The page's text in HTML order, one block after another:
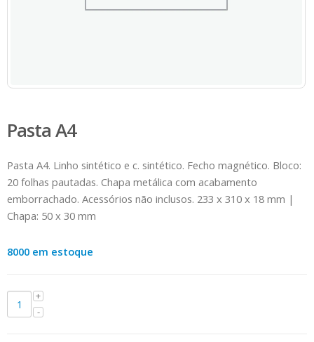
Pasta A4
Pasta A4. Linho sintético e c. sintético. Fecho magnético. Bloco:
20 folhas pautadas. Chapa metálica com acabamento
emborrachado. Acessórios não inclusos. 233 x 310 x 18 mm |
Chapa: 50 x 30 mm
8000 em estoque